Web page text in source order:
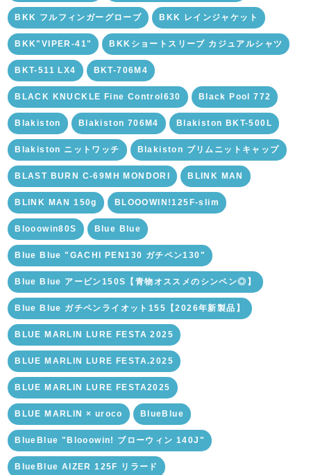
BKK フルフィンガーグローブ BKK レインジャケット
BKK"VIPER-41" BKKショートスリーブ カジュアルシャツ
BKT-511 LX4 BKT-706M4
BLACK KNUCKLE Fine Control630 Black Pool 772
Blakiston Blakiston 706M4 Blakiston BKT-500L
Blakiston ニットワッチ Blakiston ブリムニットキャップ
BLAST BURN C-69MH MONDORI BLINK MAN
BLINK MAN 150g BLOOOWIN!125F-slim
Blooowin80S Blue Blue
Blue Blue "GACHI PEN130 ガチペン130"
Blue Blue アービン150S【青物オススメのシンペン◎】
Blue Blue ガチペンライオット155【2026年新製品】
BLUE MARLIN LURE FESTA 2025
BLUE MARLIN LURE FESTA.2025
BLUE MARLIN LURE FESTA2025
BLUE MARLIN × uroco BlueBlue
BlueBlue "Blooowin! ブローウィン 140J"
BlueBlue AIZER 125F リラード